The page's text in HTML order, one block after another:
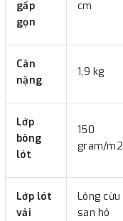
gấp
gọn
cm
Cân
nặng
1,9 kg
Lớp
bông
lót
150
gram/m2
Lớp lót
vải
Lông cừu
san hô